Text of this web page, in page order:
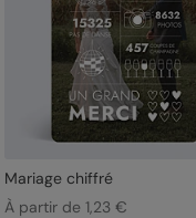
Mariage chiffré
À partir de 1,23 €